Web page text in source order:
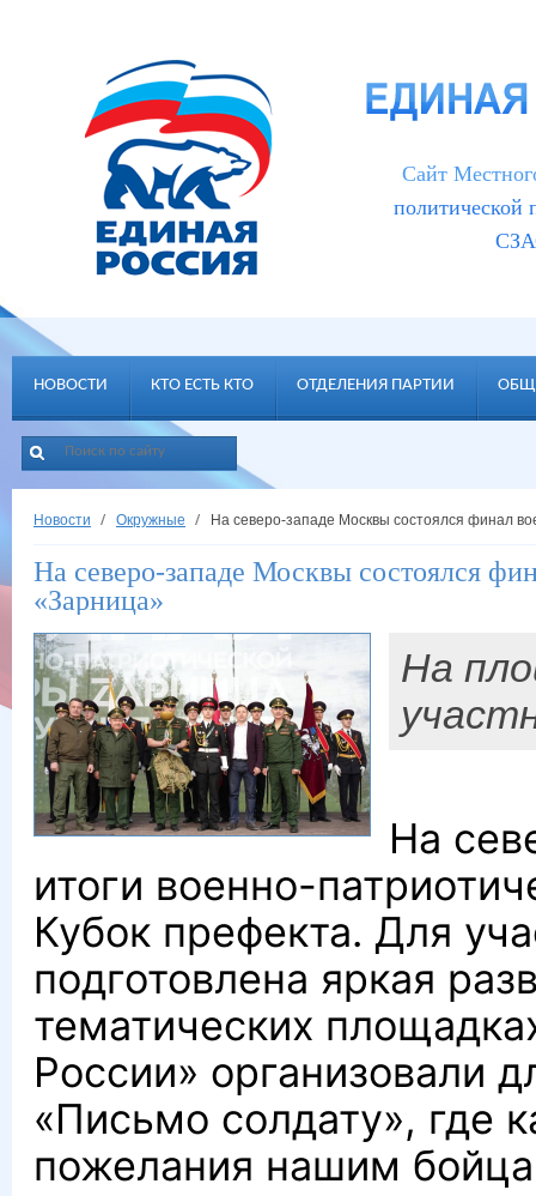
Cайт
НОВОСТИ КТО ЕСТЬ КТО ОТДЕЛЕНИЯ ПАРТИИ
Новости Окружные На северо-западе Москвы состоялся финал
На северо-западе Москвы состоялся
«Зарница»
На
На
итоги военно-
Кубок префекта. Для
подготовлена яркая
тематических
России» организовали
«Письмо солдату», где
пожелания нашим